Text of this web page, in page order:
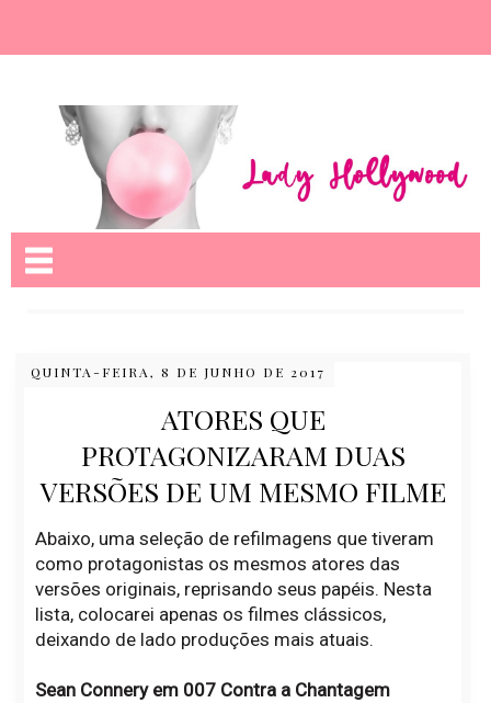
QUINTA-FEIRA, 8 DE JUNHO DE 2017
ATORES QUE
PROTAGONIZARAM DUAS
VERSÕES DE UM MESMO FILME
Abaixo, uma seleção de refilmagens que tiveram
como protagonistas os mesmos atores das
versões originais, reprisando seus papéis. Nesta
lista, colocarei apenas os filmes clássicos,
deixando de lado produções mais atuais.
Sean Connery em 007 Contra a Chantagem